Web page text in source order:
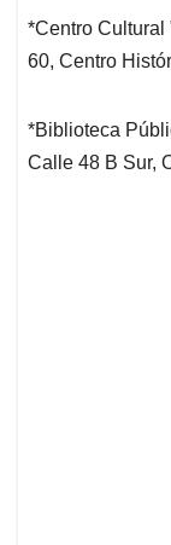
*Centro Cultural
60, Centro
*Biblioteca
Calle 48 B Sur,